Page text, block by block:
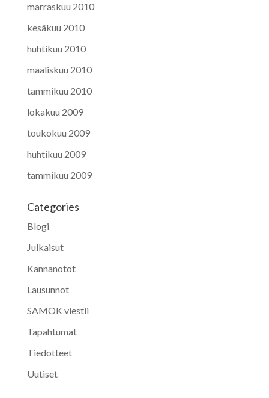
marraskuu 2010
kesäkuu 2010
huhtikuu 2010
maaliskuu 2010
tammikuu 2010
lokakuu 2009
toukokuu 2009
huhtikuu 2009
tammikuu 2009
Categories
Blogi
Julkaisut
Kannanotot
Lausunnot
SAMOK viestii
Tapahtumat
Tiedotteet
Uutiset